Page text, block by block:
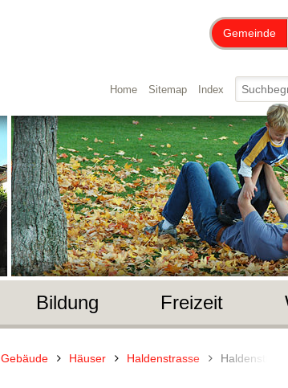
Gemeinde
Home Sitemap Index
Bildung Freizeit
Gebäude Häuser Haldenstrasse